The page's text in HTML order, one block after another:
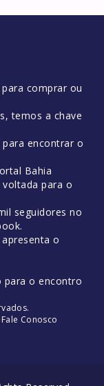
comprar ou
temos a chave
encontrar o
Bahia
para o
seguidores no
o
para o encontro
Fale Conosco